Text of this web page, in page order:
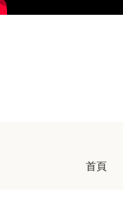
首頁